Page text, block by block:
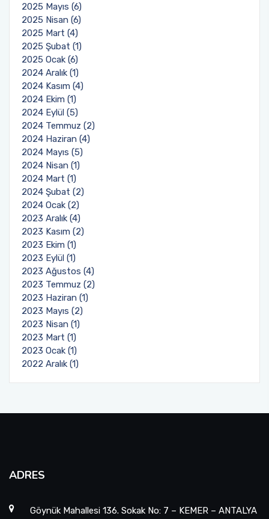
2025 Mayıs (6)
2025 Nisan (6)
2025 Mart (4)
2025 Şubat (1)
2025 Ocak (6)
2024 Aralık (1)
2024 Kasım (4)
2024 Ekim (1)
2024 Eylül (5)
2024 Temmuz (2)
2024 Haziran (4)
2024 Mayıs (5)
2024 Nisan (1)
2024 Mart (1)
2024 Şubat (2)
2024 Ocak (2)
2023 Aralık (4)
2023 Kasım (2)
2023 Ekim (1)
2023 Eylül (1)
2023 Ağustos (4)
2023 Temmuz (2)
2023 Haziran (1)
2023 Mayıs (2)
2023 Nisan (1)
2023 Mart (1)
2023 Ocak (1)
2022 Aralık (1)
ADRES
Göynük Mahallesi 136. Sokak No: 7 – KEMER – ANTALYA